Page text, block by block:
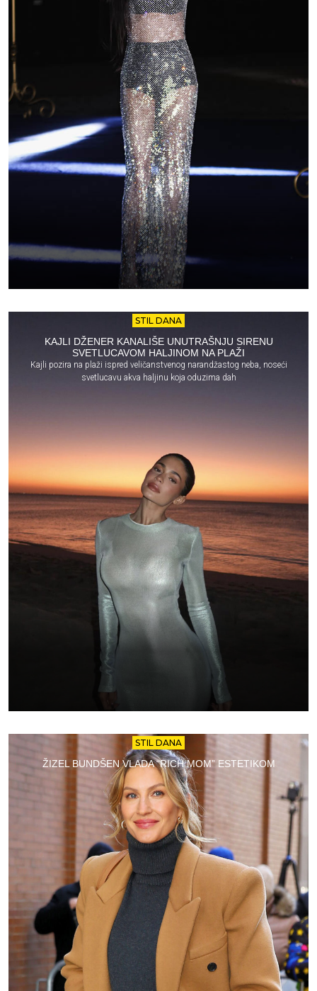
STIL DANA
KAJLI DŽENER KANALIŠE UNUTRAŠNJU SIRENU
SVETLUCAVOM HALJINOM NA PLAŽI
Kajli pozira na plaži ispred veličanstvenog narandžastog neba, noseći
svetlucavu akva haljinu koja oduzima dah
STIL DANA
ŽIZEL BUNDŠEN VLADA “RICH MOM” ESTETIKOM